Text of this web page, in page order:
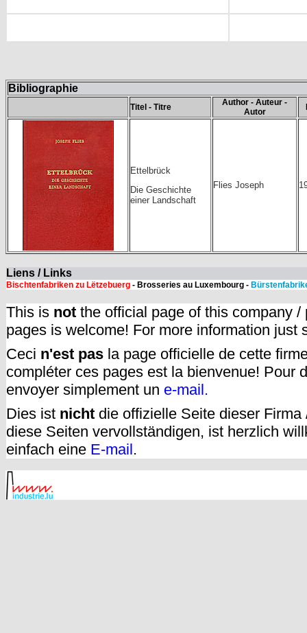
Bibliographie
Titel - Titre
Author - Auteur -
Autor
Ettelbrück
Die Geschichte
einer Landschaft
Flies Joseph
Liens / Links
Bischtenfabriken zu Lëtzebuerg - Brosseries au Luxembourg -
This is not the official page of this company
pages is welcome! For more information just
Ceci n'est pas la page officielle de cette
compléter ces pages est la bienvenue! Pour
envoyer simplement un e-mail.
Dies ist nicht die offizielle Seite dieser
diese Seiten vervollständigen, ist herzlich
einfach eine E-mail.